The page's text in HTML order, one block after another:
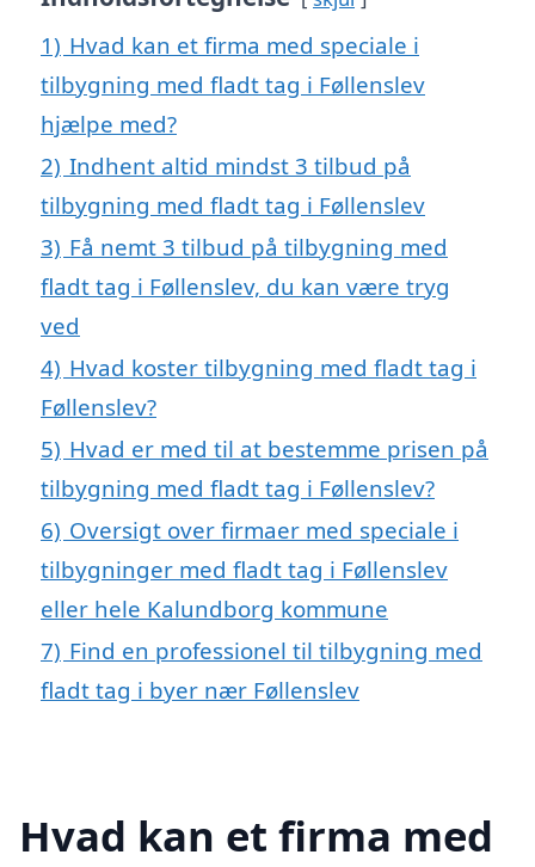
1) Hvad kan et firma med speciale i
tilbygning med fladt tag i Føllenslev
hjælpe med?
2) Indhent altid mindst 3 tilbud på
tilbygning med fladt tag i Føllenslev
3) Få nemt 3 tilbud på tilbygning med
fladt tag i Føllenslev, du kan være tryg
ved
4) Hvad koster tilbygning med fladt tag i
Føllenslev?
5) Hvad er med til at bestemme prisen på
tilbygning med fladt tag i Føllenslev?
6) Oversigt over firmaer med speciale i
tilbygninger med fladt tag i Føllenslev
eller hele Kalundborg kommune
7) Find en professionel til tilbygning med
fladt tag i byer nær Føllenslev
Hvad kan et firma med